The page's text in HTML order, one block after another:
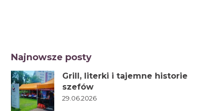
Najnowsze posty
Grill, literki i tajemne historie
szefów
29.06.2026